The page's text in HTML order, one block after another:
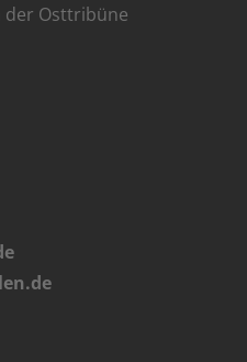
der Osttribüne